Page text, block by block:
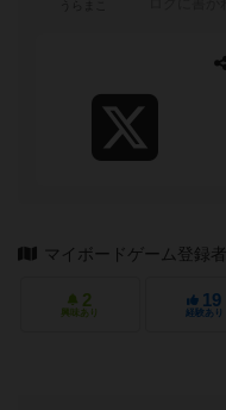
マイボードゲーム登録者
2
興味あり
19
経験あり